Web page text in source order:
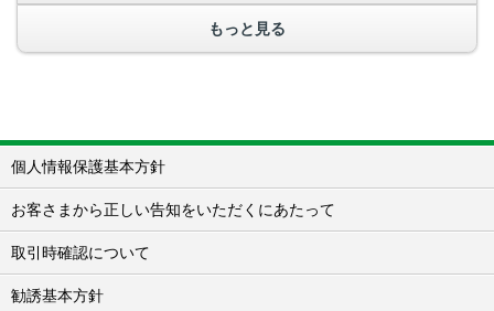
もっと見る
個人情報保護基本方針
お客さまから正しい告知をいただくにあたって
取引時確認について
勧誘基本方針